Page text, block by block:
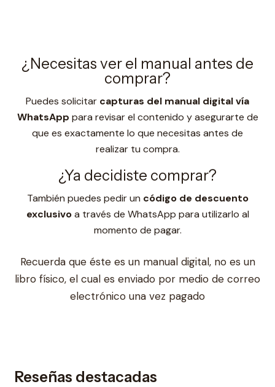
¿Necesitas ver el manual antes de
comprar?
Puedes solicitar capturas del manual digital vía
WhatsApp para revisar el contenido y asegurarte de
que es exactamente lo que necesitas antes de
realizar tu compra.
¿Ya decidiste comprar?
También puedes pedir un código de descuento
exclusivoa través de WhatsApp para utilizarlo al
momento de pagar.
Recuerda que éste es un manual digital, no es un
libro físico, el cual es enviado por medio de correo
electrónico una vez pagado
Reseñas destacadas